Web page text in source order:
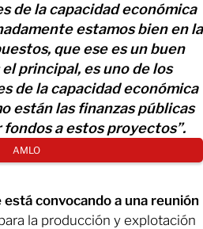
de la capacidad económica
estamos bien en la
que ese es un buen
principal, es uno de los
de la capacidad económica
están las finanzas públicas
a estos proyectos”.
AMLO
está convocando a una reunión
la producción y explotación